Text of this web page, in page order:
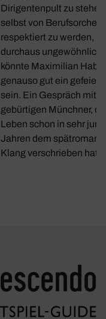
Dirigentenpult zu
selbst von
respektiert zu werden, ist
durchaus
könnte Maximilian
genauso gut ein
sein. Ein Gespräch mit
gebürtigen Münchner,
Leben schon in sehr
Jahren dem
Klang verschrieben hat.